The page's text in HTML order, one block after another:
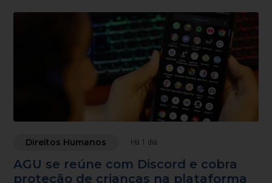
Direitos Humanos Há 1 dia
AGU se reúne com Discord e cobra
proteção de crianças na plataforma